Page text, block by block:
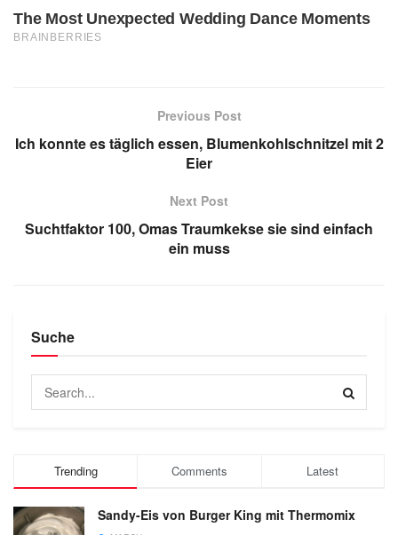
Previous Post
Ich konnte es täglich essen, Blumenkohlschnitzel mit 2
Eier
Next Post
Suchtfaktor 100, Omas Traumkekse sie sind einfach
ein muss
Suche
Trending Comments Latest
Sandy-Eis von Burger King mit Thermomix